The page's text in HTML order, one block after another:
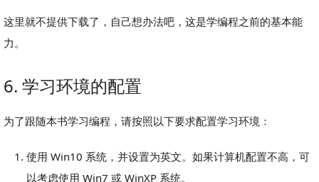
这里就不提供下载了，自己想办法吧，这是学编程之前的基本能
力。
6. 学习环境的配置
为了跟随本书学习编程，请按照以下要求配置学习环境：
使用 Win10 系统，并设置为英文。如果计算机配置不高，可
以考虑使用 Win7 或 WinXP 系统。